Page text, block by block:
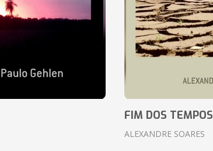
FIM DOS TEMPOS
ALEXANDRE SOARES